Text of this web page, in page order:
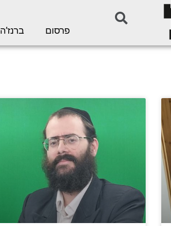
פרסום ברנז’ה